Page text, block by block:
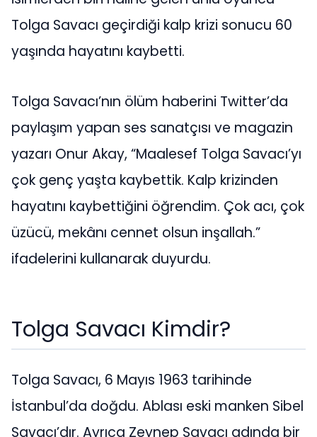
Tolga Savacı geçirdiği kalp krizi sonucu 60
yaşında hayatını kaybetti.
Tolga Savacı’nın ölüm haberini Twitter’da
paylaşım yapan ses sanatçısı ve magazin
yazarı Onur Akay, “Maalesef Tolga Savacı’yı
çok genç yaşta kaybettik. Kalp krizinden
hayatını kaybettiğini öğrendim. Çok acı, çok
üzücü, mekânı cennet olsun inşallah.”
ifadelerini kullanarak duyurdu.
Tolga Savacı Kimdir?
Tolga Savacı, 6 Mayıs 1963 tarihinde
İstanbul’da doğdu. Ablası eski manken Sibel
Savacı’dır. Ayrıca Zeynep Savacı adında bir